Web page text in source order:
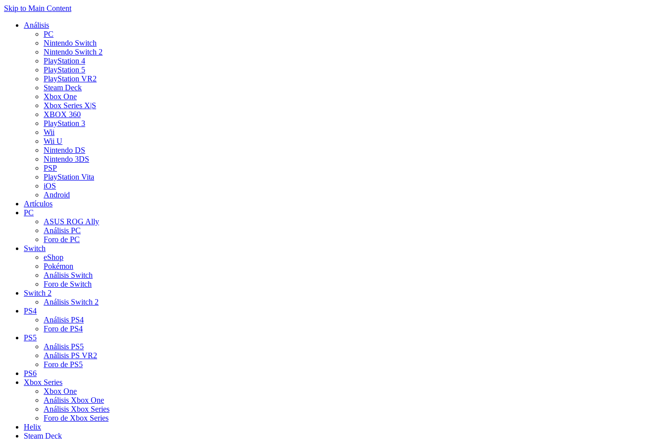
Skip to Main Content
Análisis
PC
Nintendo Switch
Nintendo Switch 2
PlayStation 4
PlayStation 5
PlayStation VR2
Steam Deck
Xbox One
Xbox Series X|S
XBOX 360
PlayStation 3
Wii
Wii U
Nintendo DS
Nintendo 3DS
PSP
PlayStation Vita
iOS
Android
Artículos
PC
ASUS ROG Ally
Análisis PC
Foro de PC
Switch
eShop
Pokémon
Análisis Switch
Foro de Switch
Switch 2
Análisis Switch 2
PS4
Análisis PS4
Foro de PS4
PS5
Análisis PS5
Análisis PS VR2
Foro de PS5
PS6
Xbox Series
Xbox One
Análisis Xbox One
Análisis Xbox Series
Foro de Xbox Series
Helix
Steam Deck